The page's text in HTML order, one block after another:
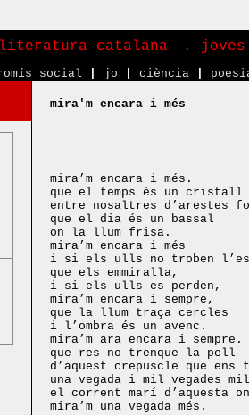
literatura catalana .
social jo ciència
mira'm encara i més
mira’m encara i més.
que el temps és un cristall
entre nosaltres d’arestes
que el dia és un bassal
on la llum frisa.
mira’m encara i més
i si els ulls no troben
que els emmiralla,
i si els ulls es perden,
mira’m encara i sempre,
que la llum traça cercles
i l’ombra és un avenc.
mira’m ara encara i sempre.
que res no trenque la pell
d’aquest crepuscle que ens
una vegada i mil vegades
el corrent marí d’aquesta
mira’m una vegada més.